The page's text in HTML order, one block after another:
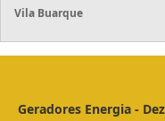
Vila Buarque
Geradores Energia -